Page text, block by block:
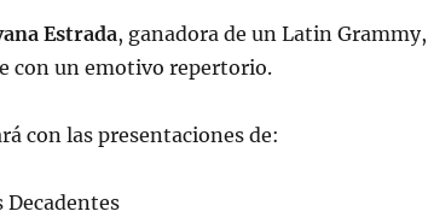
Estrada, ganadora de un Latin
con un emotivo repertorio.
con las presentaciones de:
Decadentes